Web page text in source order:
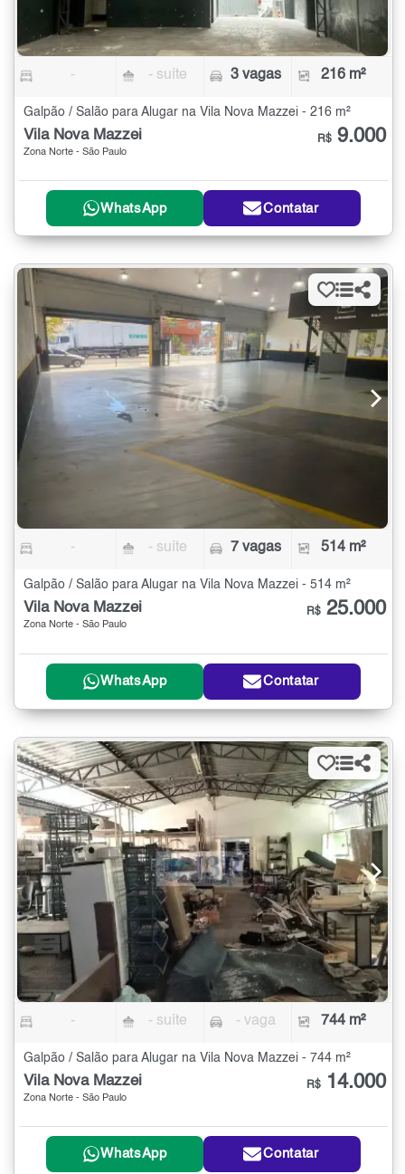
- - suíte 3 vagas 216 m²
Galpão / Salão para Alugar na Vila Nova Mazzei - 216 m²
Vila Nova Mazzei
Zona Norte - São Paulo
R$ 9.000
WhatsApp Contatar
- - suíte 7 vagas 514 m²
Galpão / Salão para Alugar na Vila Nova Mazzei - 514 m²
Vila Nova Mazzei
Zona Norte - São Paulo
R$ 25.000
WhatsApp Contatar
- - suíte - vaga 744 m²
Galpão / Salão para Alugar na Vila Nova Mazzei - 744 m²
Vila Nova Mazzei
Zona Norte - São Paulo
R$ 14.000
WhatsApp Contatar